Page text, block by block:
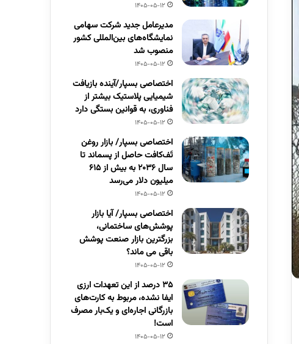
1405-05-12
مدیرعامل جدید شرکت سهامی
نمایشگاه‌های بین‌المللی کشور
منصوب شد
1405-05-12
اختصاصی بسپار/آینده بازیافت
شیمیایی پلاستیک بیشتر از
فناوری، به قوانین بستگی دارد
1405-05-12
اختصاصی بسپار/ بازار روغن
تَف‌کافت حاصل از پسماند تا
سال ۲۰۳۶ به بیش از ۶۱۵
میلیون دلار می‌رسد
1405-05-12
اختصاصی بسپار/ آیا بازار
پوشش‌های ساختمانی،
بزرگترین بازار صنعت پوشش
باقی می ماند؟
1405-05-12
۳۵ درصد از این تعهدات ارزی
ایفا نشده، مربوط به کارت‌های
بازرگانی اجاره‌ای و یک‌بار مصرف
است!
1405-05-12